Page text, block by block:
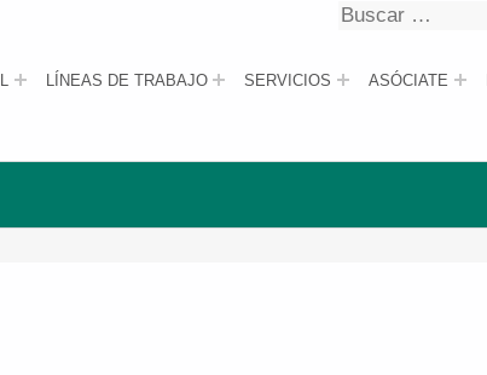
LÍNEAS DE TRABAJO SERVICIOS ASÓCIATE
Buscar